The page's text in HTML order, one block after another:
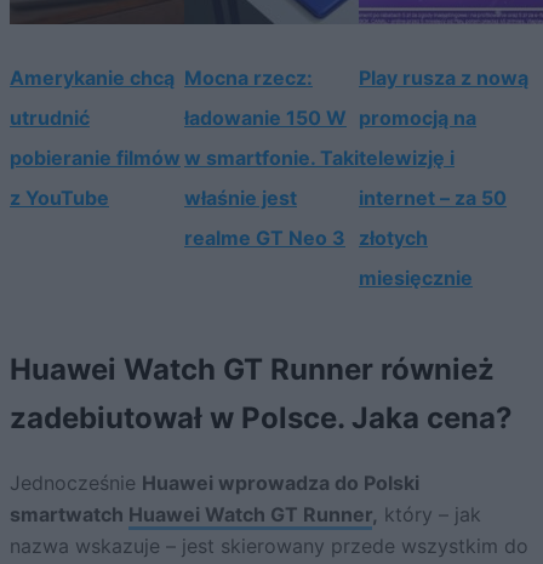
Amerykanie chcą
utrudnić
pobieranie filmów
z YouTube
Mocna rzecz:
ładowanie 150 W
w smartfonie. Taki
właśnie jest
realme GT Neo 3
Play rusza z nową
promocją na
telewizję i
internet – za 50
złotych
miesięcznie
Huawei Watch GT Runner również
zadebiutował w Polsce. Jaka cena?
Jednocześnie Huawei wprowadza do Polski
smartwatch Huawei Watch GT Runner, który – jak
nazwa wskazuje – jest skierowany przede wszystkim do